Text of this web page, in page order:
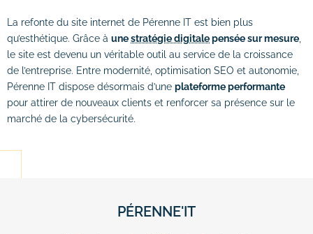
La refonte du site internet de Pérenne IT est bien plus
qu’esthétique. Grâce à unestratégie digitalepensée sur mesure,
le site est devenu un véritable outil au service de la croissance
de l’entreprise. Entre modernité, optimisation SEO et autonomie,
Pérenne IT dispose désormais d’une plateforme performante
pour attirer de nouveaux clients et renforcer sa présence sur le
marché de la cybersécurité.
PÉRENNE'IT